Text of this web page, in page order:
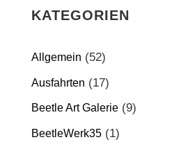
KATEGORIEN
Allgemein (52)
Ausfahrten (17)
Beetle Art Galerie(9)
BeetleWerk35(1)